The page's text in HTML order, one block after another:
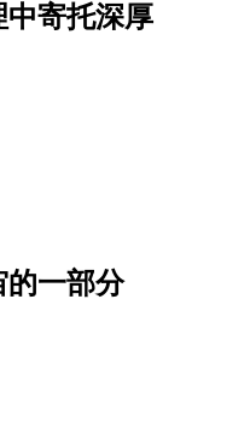
中寄托深厚
的一部分